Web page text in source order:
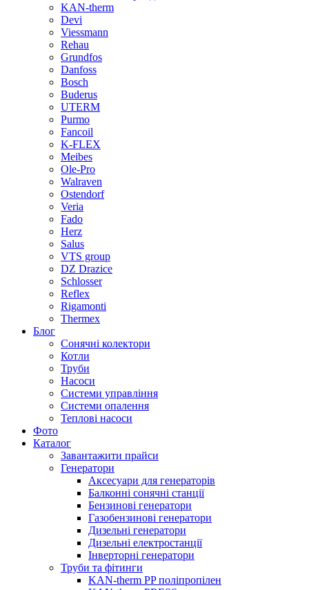
KAN-therm
Devi
Viessmann
Rehau
Grundfos
Danfoss
Bosch
Buderus
UTERM
Purmo
Fancoil
K-FLEX
Meibes
Ole-Pro
Walraven
Ostendorf
Veria
Fado
Herz
Salus
VTS group
DZ Drazice
Schlosser
Reflex
Rigamonti
Thermex
Блог
Сонячні колектори
Котли
Труби
Насоси
Системи управління
Системи опалення
Теплові насоси
Фото
Каталог
Завантажити прайси
Генератори
Аксесуари для генераторів
Балконні сонячні станції
Бензинові генератори
Газобензинові генератори
Дизельні генератори
Дизельні електростанції
Інверторні генератори
Труби та фітинги
KAN-therm PP поліпропілен